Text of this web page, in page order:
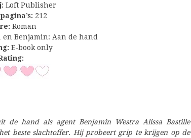
Loft Publisher
212
Roman
en Benjamin: Aan de hand
E-book only
hand als agent Benjamin Westra Alissa Bastille
beste slachtoffer. Hij probeert grip te krijgen op de